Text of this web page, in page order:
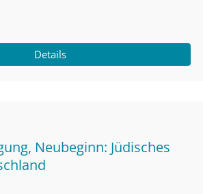
Details
Neubeginn: Jüdisches